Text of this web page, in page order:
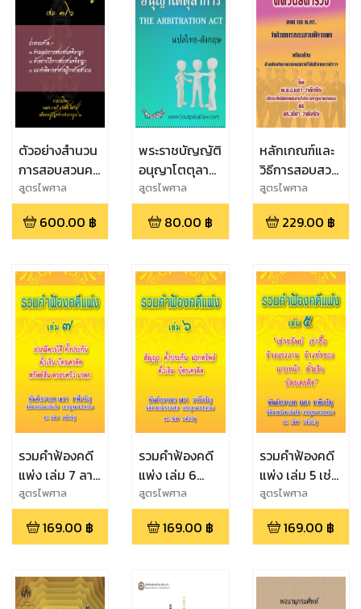
ตัวอย่างสำนวน
การสอบสวนคดี
อาญา3
สูตรไพศาล
600.00 ฿
พระราชบัญญัติ
อนุญาโตตุลาการ
แปลไทย-
อังกฤษ THE
ARBITRATION
สูตรไพศาล
80.00 ฿
หลักเกณฑ์และ
วิธีการสอบสวน
คดีวินัยตำรวจ
ตามกฎ ก.ตร.ว่า
ด้วยการ
พิจารณา พร้อม
ตัวอย่างสำนวน
การสอบสวน
วินัยข้าราชการ
ตำรวจ
สูตรไพศาล
229.00 ฿
รวมคำฟ้องคดี
แพ่ง เล่ม 7 ลาภ
มิควรได้ ค้ำ
ประกัน ตั๋วเงิน
บัตรเครดิต
ครอบครัว
มรดก
สูตรไพศาล
169.00 ฿
รวมคำฟ้องคดี
แพ่ง เล่ม 6
สัญญา ค้ำ
ประกัน ฝาก
ทรัพย์ ตั๋วเงิน
สูตรไพศาล
169.00 ฿
รวมคำฟ้องคดี
แพ่ง เล่ม 5 เช่า
ทรัพย์ เช่าซื้อ
จ้างแรงงาน จ้าง
ทำของ นายหน้า
เครดิต
สูตรไพศาล
169.00 ฿